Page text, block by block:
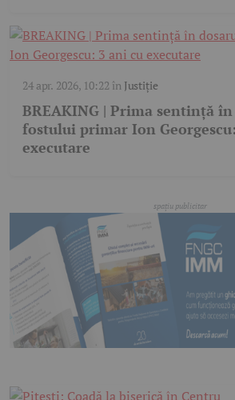
24 apr. 2026, 10:22 în Justiție
BREAKING | Prima sentință
fostului primar Ion
executare